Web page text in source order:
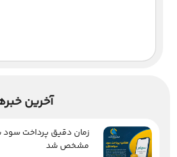
آخرین
مشخص شد